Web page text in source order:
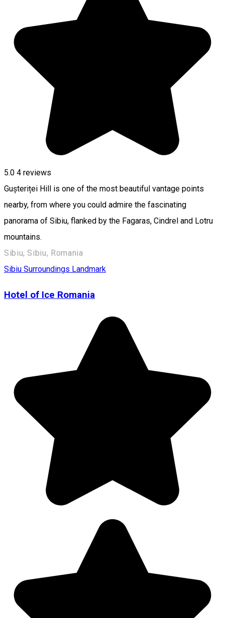
5.0 4 reviews
Gușteriței Hill is one of the most beautiful vantage points
nearby, from where you could admire the fascinating
panorama of Sibiu, flanked by the Fagaras, Cindrel and Lotru
mountains.
Sibiu, Sibiu, Romania
Sibiu Surroundings Landmark
Hotel of Ice Romania